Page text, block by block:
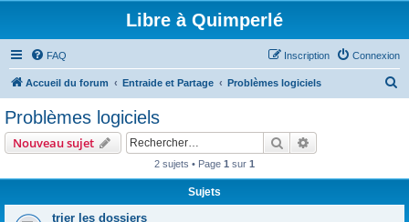
Libre à Quimperlé
FAQ Connexion
Inscription
Accueil du forum Entraide et Partage Problèmes logiciels
Problèmes logiciels
Nouveau sujet Rechercher
2 sujets • Page 1 sur 1
Sujets
trier les dossiers